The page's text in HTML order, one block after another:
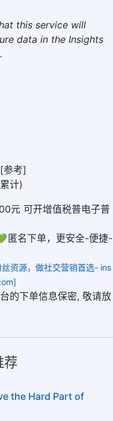
this service will
data in the Insights
参考]
计)
元 可开增值税普电子普
匿名下单，更安全-便捷-
资源，做社交营销首选- ins
的下单信息保密, 敬请放
荐
the Hard Part of